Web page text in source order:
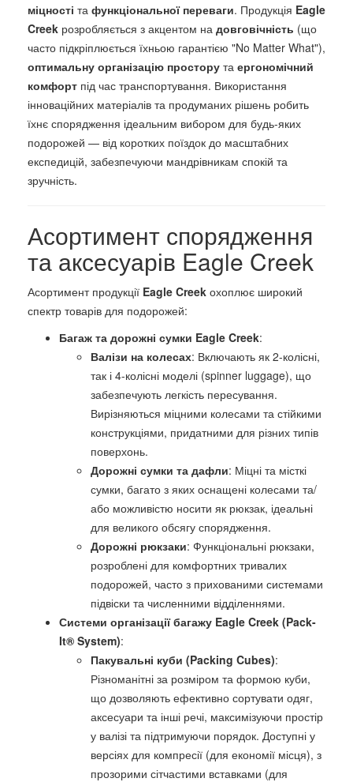
міцності та функціональної переваги. Продукція Eagle
Creek розробляється з акцентом на довговічність (що
часто підкріплюється їхньою гарантією "No Matter What"),
оптимальну організацію простору та ергономічний
комфорт під час транспортування. Використання
інноваційних матеріалів та продуманих рішень робить
їхнє спорядження ідеальним вибором для будь-яких
подорожей — від коротких поїздок до масштабних
експедицій, забезпечуючи мандрівникам спокій та
зручність.
Асортимент спорядження
та аксесуарів Eagle Creek
Асортимент продукції Eagle Creek охоплює широкий
спектр товарів для подорожей:
Багаж та дорожні сумки Eagle Creek:
Валізи на колесах: Включають як 2-колісні,
так і 4-колісні моделі (spinner luggage), що
забезпечують легкість пересування.
Вирізняються міцними колесами та стійкими
конструкціями, придатними для різних типів
поверхонь.
Дорожні сумки та дафли: Міцні та місткі
сумки, багато з яких оснащені колесами та/
або можливістю носити як рюкзак, ідеальні
для великого обсягу спорядження.
Дорожні рюкзаки: Функціональні рюкзаки,
розроблені для комфортних тривалих
подорожей, часто з прихованими системами
підвіски та численними відділеннями.
Системи організації багажу Eagle Creek (Pack-
It® System):
Пакувальні куби (Packing Cubes):
Різноманітні за розміром та формою куби,
що дозволяють ефективно сортувати одяг,
аксесуари та інші речі, максимізуючи простір
у валізі та підтримуючи порядок. Доступні у
версіях для компресії (для економії місця), з
прозорими сітчастими вставками (для